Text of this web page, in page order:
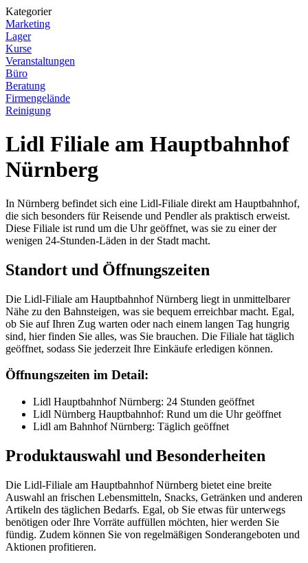
Kategorier
Marketing
Lager
Kurse
Veranstaltungen
Büro
Beratung
Firmengelände
Reinigung
Lidl Filiale am Hauptbahnhof
Nürnberg
In Nürnberg befindet sich eine Lidl-Filiale direkt am Hauptbahnhof,
die sich besonders für Reisende und Pendler als praktisch erweist.
Diese Filiale ist rund um die Uhr geöffnet, was sie zu einer der
wenigen 24-Stunden-Läden in der Stadt macht.
Standort und Öffnungszeiten
Die Lidl-Filiale am Hauptbahnhof Nürnberg liegt in unmittelbarer
Nähe zu den Bahnsteigen, was sie bequem erreichbar macht. Egal,
ob Sie auf Ihren Zug warten oder nach einem langen Tag hungrig
sind, hier finden Sie alles, was Sie brauchen. Die Filiale hat täglich
geöffnet, sodass Sie jederzeit Ihre Einkäufe erledigen können.
Öffnungszeiten im Detail:
Lidl Hauptbahnhof Nürnberg: 24 Stunden geöffnet
Lidl Nürnberg Hauptbahnhof: Rund um die Uhr geöffnet
Lidl am Bahnhof Nürnberg: Täglich geöffnet
Produktauswahl und Besonderheiten
Die Lidl-Filiale am Hauptbahnhof Nürnberg bietet eine breite
Auswahl an frischen Lebensmitteln, Snacks, Getränken und anderen
Artikeln des täglichen Bedarfs. Egal, ob Sie etwas für unterwegs
benötigen oder Ihre Vorräte auffüllen möchten, hier werden Sie
fündig. Zudem können Sie von regelmäßigen Sonderangeboten und
Aktionen profitieren.